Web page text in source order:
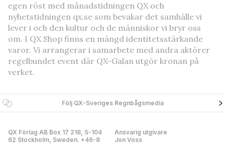
egen röst med månadstidningen QX och
nyhetstidningen qx.se som bevakar det samhälle vi
lever i och den kultur och de människor vi bryr oss
om. I QX Shop finns en mängd identitetsstärkande
varor. Vi arrangerar i samarbete med andra aktörer
regelbundet event där QX-Galan utgör kronan på
verket.
Följ QX-Sveriges Regnbågsmedia
QX Förlag AB Box 17 218, S-104
62 Stockholm, Sweden. +46-8
Ansvarig utgivare
Jon Voss